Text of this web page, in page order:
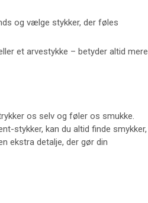
og vælge stykker, der føles
et arvestykke – betyder altid mere
os selv og føler os smukke.
stykker, kan du altid finde smykker,
ekstra detalje, der gør din